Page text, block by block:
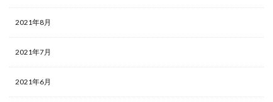
2021年8月
2021年7月
2021年6月